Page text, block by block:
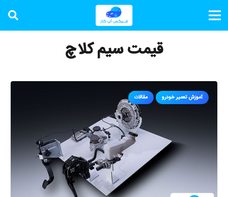
قیمت سیم کلاچ
آموزش تعمیر خودرو مقالات